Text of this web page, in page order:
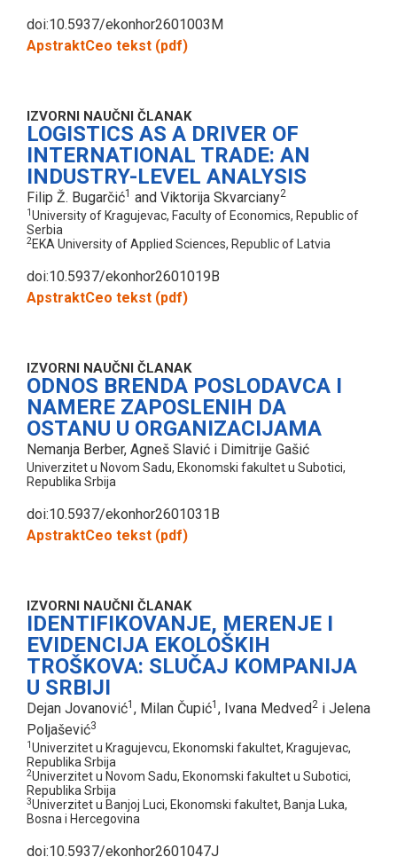
doi:10.5937/ekonhor2601003M
ApstraktCeo tekst (pdf)
IZVORNI NAUČNI ČLANAK
LOGISTICS AS A DRIVER OF
INTERNATIONAL TRADE: AN
INDUSTRY-LEVEL ANALYSIS
Filip Ž. Bugarčić1 and Viktorija Skvarciany2
1University of Kragujevac, Faculty of Economics, Republic of
Serbia
2EKA University of Applied Sciences, Republic of Latvia
doi:10.5937/ekonhor2601019B
ApstraktCeo tekst (pdf)
IZVORNI NAUČNI ČLANAK
ODNOS BRENDA POSLODAVCA I
NAMERE ZAPOSLENIH DA
OSTANU U ORGANIZACIJAMA
Nemanja Berber, Agneš Slavić i Dimitrije Gašić
Univerzitet u Novom Sadu, Ekonomski fakultet u Subotici,
Republika Srbija
doi:10.5937/ekonhor2601031B
ApstraktCeo tekst (pdf)
IZVORNI NAUČNI ČLANAK
IDENTIFIKOVANJE, MERENJE I
EVIDENCIJA EKOLOŠKIH
TROŠKOVA: SLUČAJ KOMPANIJA
U SRBIJI
Dejan Jovanović1 , Milan Čupić1 , Ivana Medved2 i Jelena
Poljašević3
1Univerzitet u Kragujevcu, Ekonomski fakultet, Kragujevac,
Republika Srbija
2Univerzitet u Novom Sadu, Ekonomski fakultet u Subotici,
Republika Srbija
3Univerzitet u Banjoj Luci, Ekonomski fakultet, Banja Luka,
Bosna i Hercegovina
doi:10.5937/ekonhor2601047J